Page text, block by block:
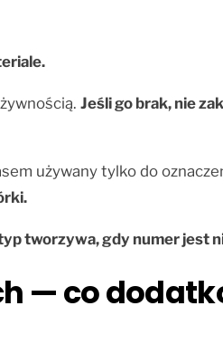
Jeśli go brak, nie
używany tylko do
tworzywa, gdy numer jest
— co